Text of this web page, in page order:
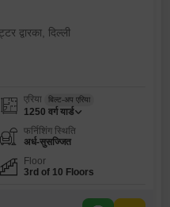
द्वारका, दिल्ली
एरिया बिल्ट-अप एरिया
1250 वर्ग यार्ड
फर्निशिंग स्थिति
अर्ध-सुसज्जित
Floor
3rd of 10 Floors